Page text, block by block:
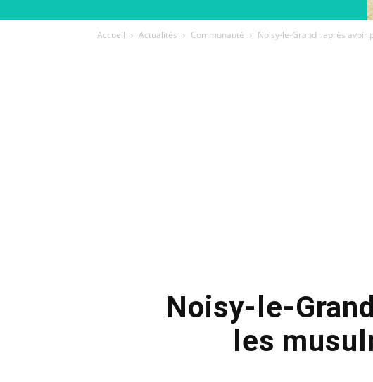
Accueil Actualités Communauté Noisy-le-Grand : après avoir
Noisy-le-
les